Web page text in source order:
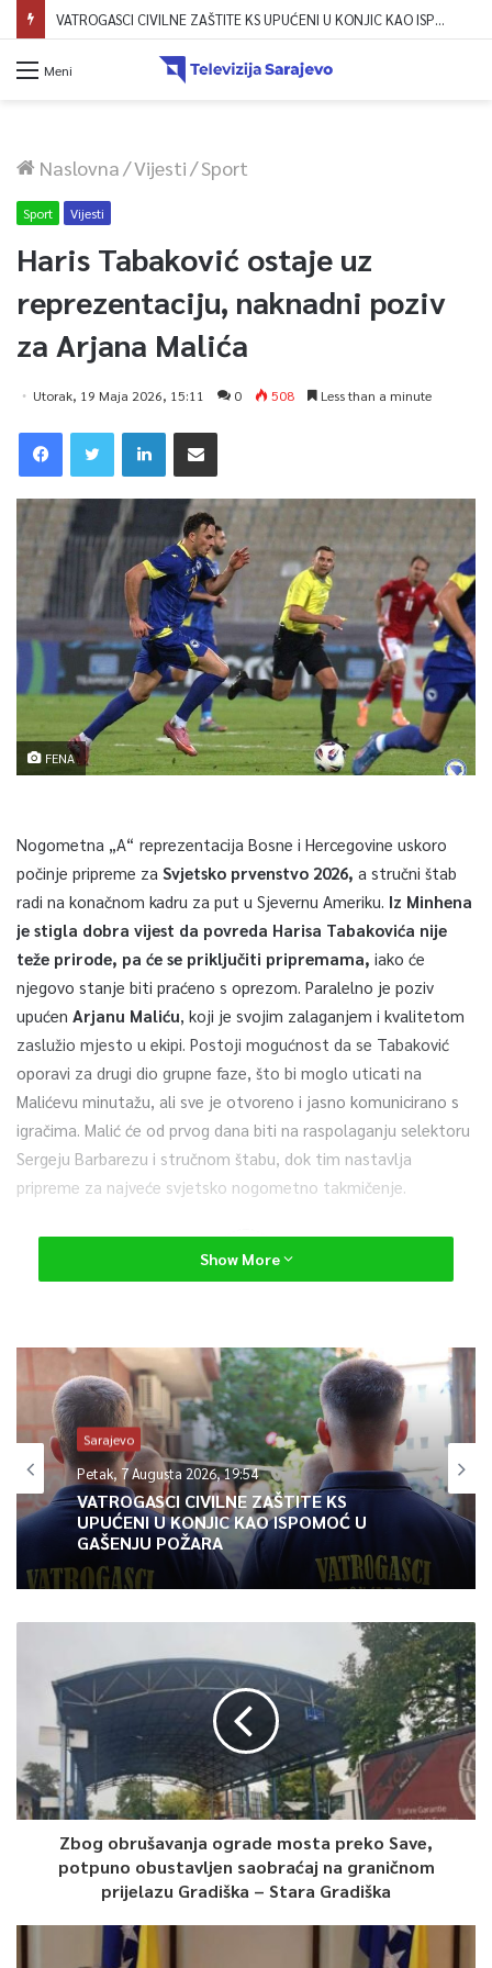
VATROGASCI CIVILNE ZAŠTITE KS UPUĆENI U KONJIC KAO ISPOMOĆ U GAŠENJU POŽARA
Meni
Naslovna/Vijesti/Sport
Sport Vijesti
Haris Tabaković ostaje uz
reprezentaciju, naknadni poziv
za Arjana Malića
Utorak, 19 Maja 2026, 15:11 0 508 Less than a minute
FENA
Nogometna „A“ reprezentacija Bosne i Hercegovine uskoro
počinje pripreme za Svjetsko prvenstvo 2026, a stručni štab
radi na konačnom kadru za put u Sjevernu Ameriku. Iz Minhena
je stigla dobra vijest da povreda Harisa Tabakovića nije
teže prirode, pa će se priključiti pripremama, iako će
njegovo stanje biti praćeno s oprezom. Paralelno je poziv
upućen Arjanu Maliću , koji je svojim zalaganjem i kvalitetom
zaslužio mjesto u ekipi. Postoji mogućnost da se Tabaković
oporavi za drugi dio grupne faze, što bi moglo uticati na
Malićevu minutažu, ali sve je otvoreno i jasno komunicirano s
igračima. Malić će od prvog dana biti na raspolaganju selektoru
Sergeju Barbarezu i stručnom štabu, dok tim nastavlja
pripreme za najveće svjetsko nogometno takmičenje.
0
Show More
Sarajevo
Petak, 7 Augusta 2026, 19:54
VATROGASCI CIVILNE ZAŠTITE KS
UPUĆENI U KONJIC KAO ISPOMOĆ U
GAŠENJU POŽARA
Zbog obrušavanja ograde mosta preko Save,
potpuno obustavljen saobraćaj na graničnom
prijelazu Gradiška – Stara Gradiška